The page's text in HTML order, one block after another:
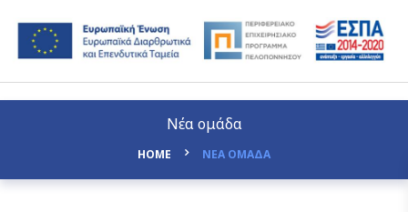
Νέα ομάδα
HOME ΝΕΑ ΟΜΑΔΑ